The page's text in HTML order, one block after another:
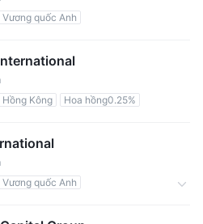
quốc Anh
Kông
Hoa hồng0.25%
quốc Anh